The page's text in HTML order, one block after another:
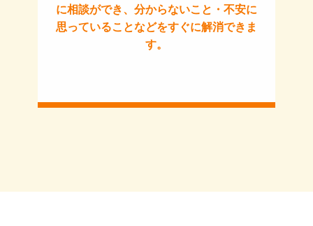
に相談ができ、分からないこと・不安に
思っていることなどをすぐに解消できま
す。